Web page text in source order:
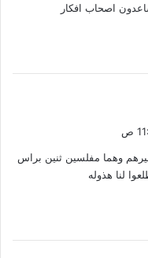
اصحاب افكار
وهما مفلسين ثنين براس
لنا هذوله